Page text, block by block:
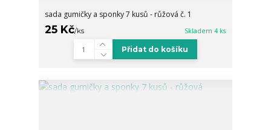
sada gumičky a sponky 7 kusů - růžová č. 1
25 Kč/ks Skladem 4 ks
Přidat do košíku